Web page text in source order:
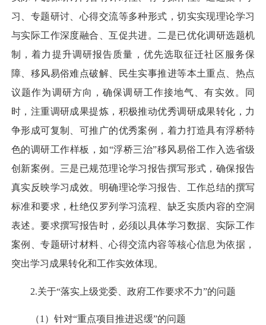
习、专题研讨、心得交流等多种形式，切实实现理论学习
与实际工作深度融合、互促共进。二是已优化调研选题机
制，着力提升调研报告质量，优先选取征迁社区服务保
障、移风易俗难点破解、民生实事推进等本土重点、热点
议题作为调研方向，确保调研工作接地气、有实效。同
时，注重调研成果提炼，积极推动优秀调研成果转化，力
争形成可复制、可推广的优秀案例，着力打造具有浮桥特
色的调研工作样板，如“浮桥三治”移风易俗工作入选省级
创新案例。三是已规范理论学习报告撰写形式，确保报告
真实反映学习成效。明确理论学习报告、工作总结的撰写
标准和要求，杜绝仅罗列学习流程、缺乏实质内容的空洞
表述。要求撰写报告时，必须以具体学习数据、实际工作
案例、专题研讨材料、心得交流内容等核心信息为依据，
突出学习成果转化和工作实效体现。
2.关于“落实上级党委、政府工作要求不力”的问题
（1）针对“重点项目推进迟缓”的问题